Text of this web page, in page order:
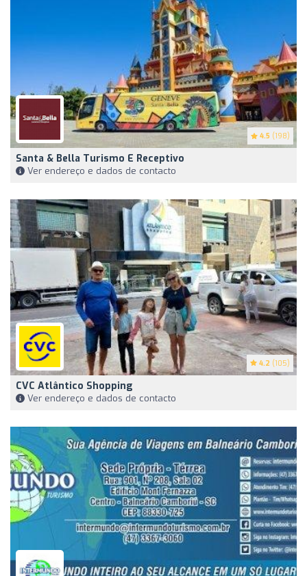
4.5 (198)
Santa & Bella Turismo E Receptivo
Ver endereço e dados de contacto
4.2 (105)
CVC Atlântico Shopping
Ver endereço e dados de contacto